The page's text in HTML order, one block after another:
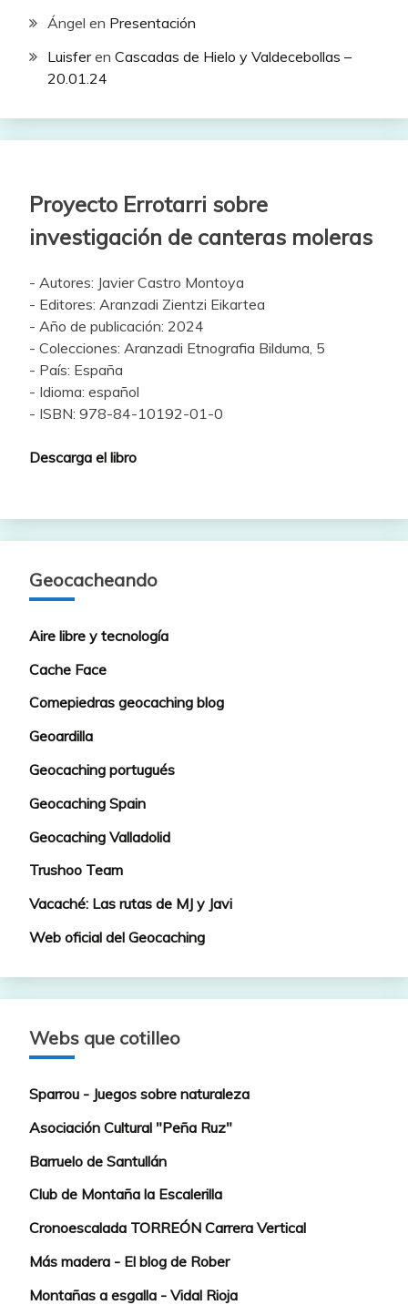
Ángel en Presentación
Luisferen Cascadas de Hielo y Valdecebollas –
20.01.24
Proyecto Errotarri sobre
investigación de canteras moleras
- Autores: Javier Castro Montoya
- Editores: Aranzadi Zientzi Eikartea
- Año de publicación: 2024
- Colecciones: Aranzadi Etnografia Bilduma, 5
- País: España
- Idioma: español
- ISBN: 978-84-10192-01-0
Descarga el libro
Geocacheando
Aire libre y tecnología
Cache Face
Comepiedras geocaching blog
Geoardilla
Geocaching portugués
Geocaching Spain
Geocaching Valladolid
Trushoo Team
Vacaché: Las rutas de MJ y Javi
Web oficial del Geocaching
Webs que cotilleo
Sparrou - Juegos sobre naturaleza
Asociación Cultural "Peña Ruz"
Barruelo de Santullán
Club de Montaña la Escalerilla
Cronoescalada TORREÓN Carrera Vertical
Más madera - El blog de Rober
Montañas a esgalla - Vidal Rioja